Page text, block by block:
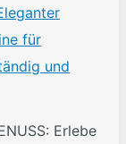
für
und
Erlebe